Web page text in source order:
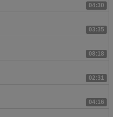
04:30
03:35
08:18
02:31
04:16